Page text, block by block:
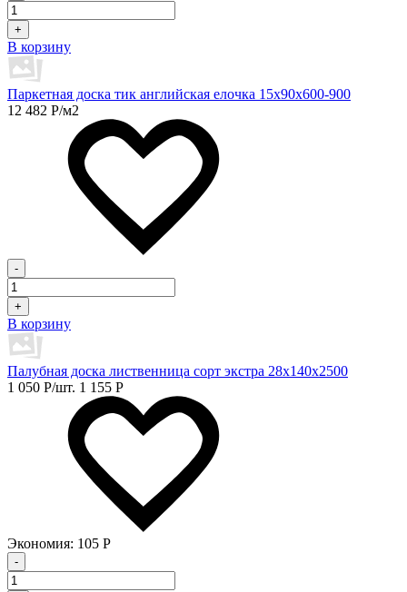
+
В корзину
Паркетная доска тик английская елочка 15х90х600-900
12 482 Р/м2
-
+
В корзину
Палубная доска лиственница сорт экстра 28х140х2500
1 050 Р/шт. 1 155 Р
Экономия: 105 Р
-